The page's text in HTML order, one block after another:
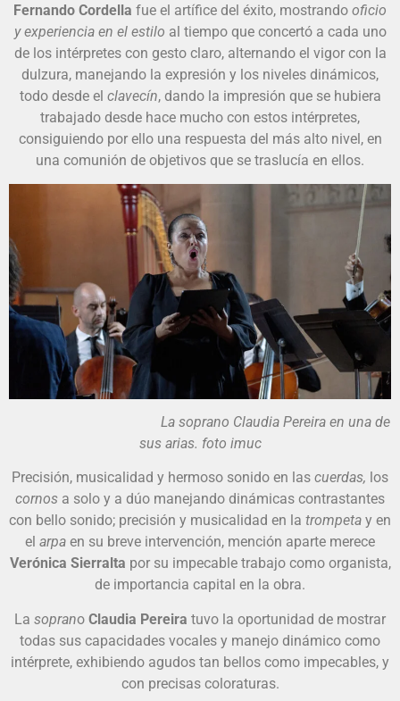
Fernando Cordella fue el artífice del éxito, mostrando oficio
y experiencia en el estilo al tiempo que concertó a cada uno
de los intérpretes con gesto claro, alternando el vigor con la
dulzura, manejando la expresión y los niveles dinámicos,
todo desde el clavecín, dando la impresión que se hubiera
trabajado desde hace mucho con estos intérpretes,
consiguiendo por ello una respuesta del más alto nivel, en
una comunión de objetivos que se traslucía en ellos.
La soprano Claudia Pereira en una de
sus arias. foto imuc
Precisión, musicalidad y hermoso sonido en las cuerdas, los
cornos a solo y a dúo manejando dinámicas contrastantes
con bello sonido; precisión y musicalidad en la trompeta y en
el arpa en su breve intervención, mención aparte merece
Verónica Sierralta por su impecable trabajo como organista,
de importancia capital en la obra.
La soprano Claudia Pereira tuvo la oportunidad de mostrar
todas sus capacidades vocales y manejo dinámico como
intérprete, exhibiendo agudos tan bellos como impecables, y
con precisas coloraturas.